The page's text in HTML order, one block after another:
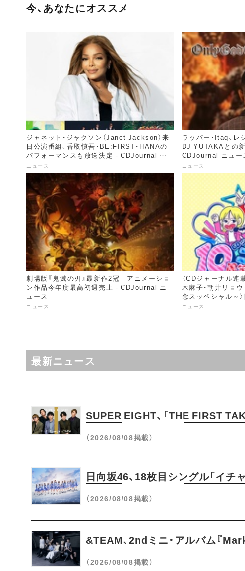
今、あなたにオススメ
ジャネット・ジャクソン（Janet Jackson）来
日公演番組、香取慎吾・BE:FIRST・HANAの
パフォーマンスも放送決定 - CDJournal ニ
ュース
ニュース
ラッパー・Itaq、レ
DJ YUTAKAとの
CDJournal ニュー
ニュース
劇場版『鬼滅の刃』最新作2冠 アニメーショ
ン作品今年度最高初週売上 - CDJournal ニ
ュース
ニュース
〈CDジャーナル連
木麻子・朝井リョ
念スッペシャル～
ス
ニュース
最新ニュース
SUPER EIGHT、「THE FIRST
（2026/08/08掲載）
日向坂46、18枚目シングル「イチ
（2026/08/08掲載）
&TEAM、2ndミニ・アルバム『
（2026/08/08掲載）